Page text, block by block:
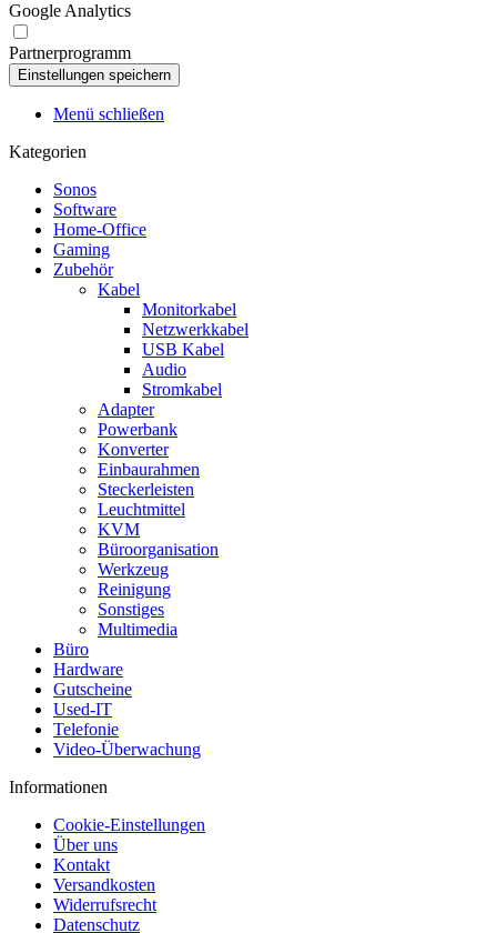
Google Analytics
Partnerprogramm
Menü schließen
Kategorien
Sonos
Software
Home-Office
Gaming
Zubehör
Kabel
Monitorkabel
Netzwerkkabel
USB Kabel
Audio
Stromkabel
Adapter
Powerbank
Konverter
Einbaurahmen
Steckerleisten
Leuchtmittel
KVM
Büroorganisation
Werkzeug
Reinigung
Sonstiges
Multimedia
Büro
Hardware
Gutscheine
Used-IT
Telefonie
Video-Überwachung
Informationen
Cookie-Einstellungen
Über uns
Kontakt
Versandkosten
Widerrufsrecht
Datenschutz